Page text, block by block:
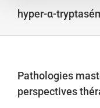
hyper-α-
Pathologies
perspectives